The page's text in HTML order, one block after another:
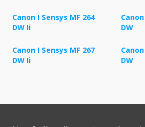
Canon I Sensys MF 264
DW Ii
DW
Canon I Sensys MF 267
DW Ii
DW